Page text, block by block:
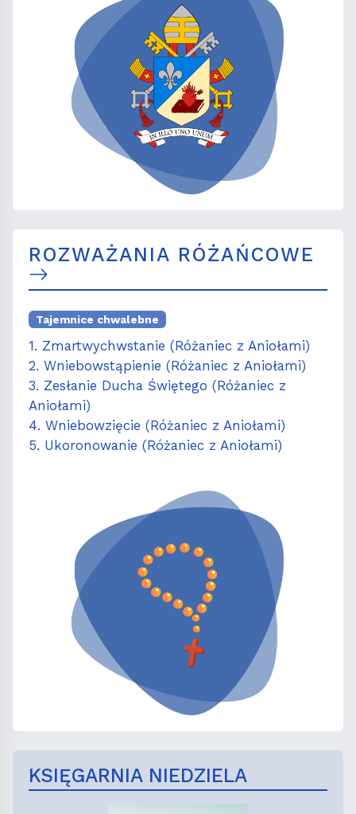
ROZWAŻANIA RÓŻAŃCOWE
Tajemnice chwalebne
1. Zmartwychwstanie (Różaniec z Aniołami)
2. Wniebowstąpienie (Różaniec z Aniołami)
3. Zesłanie Ducha Świętego (Różaniec z
Aniołami)
4. Wniebowzięcie (Różaniec z Aniołami)
5. Ukoronowanie (Różaniec z Aniołami)
KSIĘGARNIA NIEDZIELA